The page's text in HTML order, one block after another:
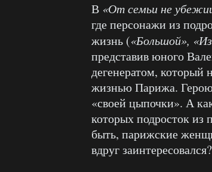
В «От семьи не
где персонажи из
жизнь («Большой»,
представив юного
дегенератом, который
жизнью Парижа. Герою
«своей цыпочки». А
которых подросток
быть, парижские
вдруг заинтересовался?